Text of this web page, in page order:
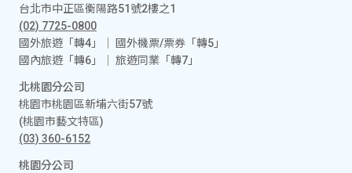
台北市中正區衡陽路51號2樓之1
(02) 7725-0800
國外旅遊「轉4」│ 國外機票/票券「轉5」
國內旅遊「轉6」│ 旅遊同業「轉7」
北桃園分公司
桃園市桃園區新埔六街57號
(桃園市藝文特區)
(03) 360-6152
桃園分公司